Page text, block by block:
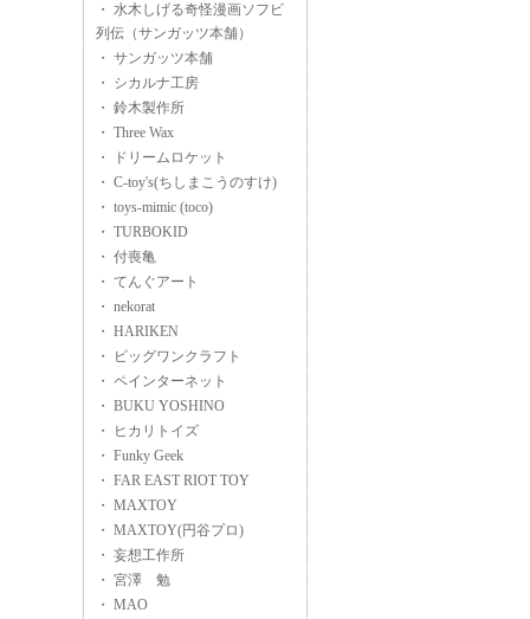
・ 水木しげる奇怪漫画ソフビ
列伝（サンガッツ本舗）
・ サンガッツ本舗
・ シカルナ工房
・ 鈴木製作所
・ Three Wax
・ ドリームロケット
・ C-toy's(ちしまこうのすけ)
・ toys-mimic (toco)
・ TURBOKID
・ 付喪亀
・ てんぐアート
・ nekorat
・ HARIKEN
・ ビッグワンクラフト
・ ペインターネット
・ BUKU YOSHINO
・ ヒカリトイズ
・ Funky Geek
・ FAR EAST RIOT TOY
・ MAXTOY
・ MAXTOY(円谷プロ)
・ 妄想工作所
・ 宮澤 勉
・ MAO